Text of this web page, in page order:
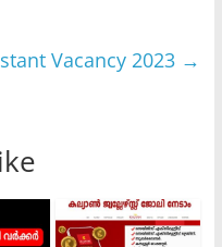
Vacancy 2023 →